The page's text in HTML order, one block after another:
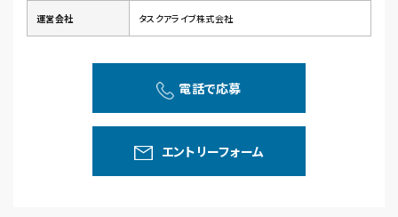
運営会社 タスクアライブ株式会社
電話で応募
エントリーフォーム